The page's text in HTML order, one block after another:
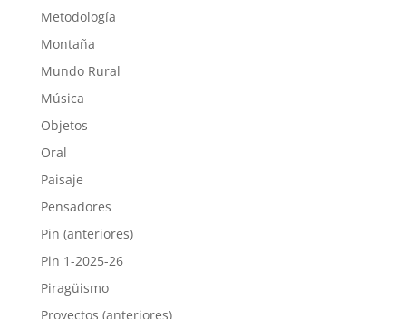
Metodología
Montaña
Mundo Rural
Música
Objetos
Oral
Paisaje
Pensadores
Pin (anteriores)
Pin 1-2025-26
Piragüismo
Proyectos (anteriores)